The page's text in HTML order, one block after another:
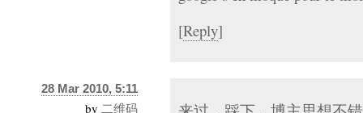
[Reply]
28 Mar 2010, 5:11
by 二维码